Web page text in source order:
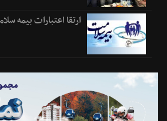
ارتقا اعتبارات بیمه